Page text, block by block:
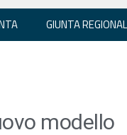
GIUNTA
modello